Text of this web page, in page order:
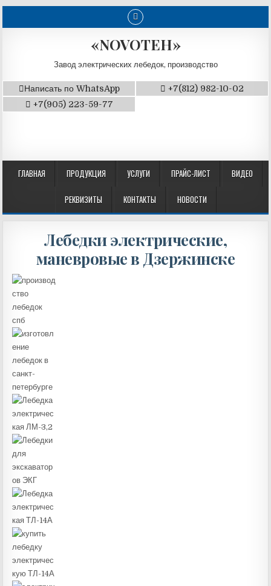
«NOVOTEH»
Завод электрических лебедок, производство
Написать по WhatsApp
+7(812) 982-10-02
+7(905) 223-59-77
ГЛАВНАЯ ПРОДУКЦИЯ УСЛУГИ ПРАЙС-ЛИСТ ВИДЕО
РЕКВИЗИТЫ КОНТАКТЫ НОВОСТИ
Лебедки электрические,
маневровые в Дзержинске